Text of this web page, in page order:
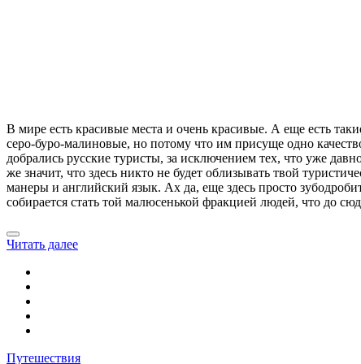
В мире есть красивые места и очень красивые. А еще есть
серо-буро-малиновые, но потому что им присуще одно
добрались русские туристы, за исключением тех, что уже
же значит, что здесь никто не будет облизывать твой
манеры и английский язык. Ах да, еще здесь просто
собирается стать той малюсенькой фракцией людей, что до
Читать далее
Путешествия